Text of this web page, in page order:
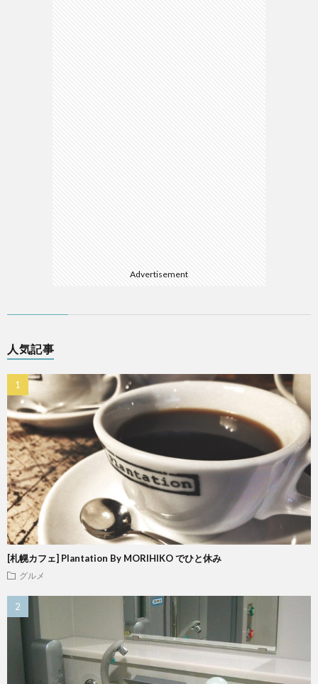
Advertisement
人気記事
[札幌カフェ] Plantation By MORIHIKO でひと休み
グルメ